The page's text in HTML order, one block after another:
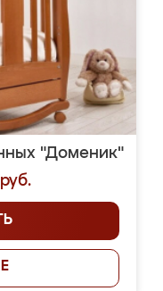
"Доменик"